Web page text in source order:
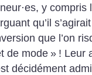
·es, y compris
qu’il
que l’on
de mode » ! Leur
décidément